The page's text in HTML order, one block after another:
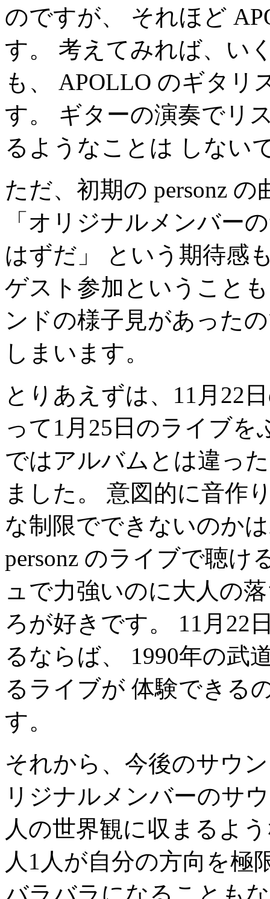
のですが、 それほど
す。 考えてみれば、い
も、 APOLLO のギタリ
す。 ギターの演奏でリ
るようなことは しない
ただ、初期の personz
「オリジナルメンバー
はずだ」 という期待感
ゲスト参加ということ
ンドの様子見があった
しまいます。
とりあえずは、11月22
って1月25日のライブ
ではアルバムとは違っ
ました。 意図的に音作
な制限でできないのか
personz のライブで聴
ュで力強いのに大人の
ろが好きです。 11月22
るならば、 1990年の武
るライブが 体験できる
す。
それから、今後のサウ
リジナルメンバーのサ
人の世界観に収まるよ
人1人が自分の方向を極